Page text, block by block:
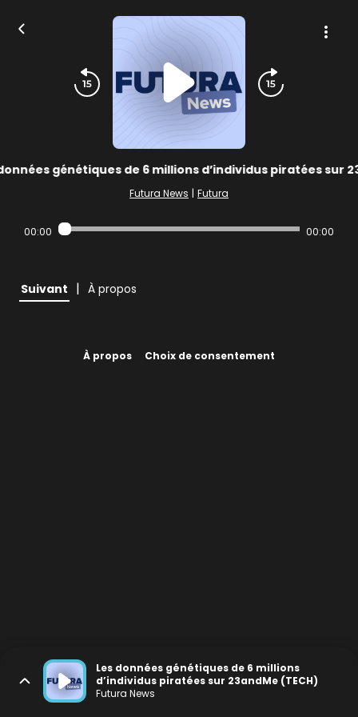
génétiques de 6 millions d’individus piratées sur
Futura News | Futura
00:00 00:00
Suivant | À propos
À propos Choix de consentement
Les données génétiques de 6 millions
d’individus piratées sur 23andMe (TECH)
Futura News